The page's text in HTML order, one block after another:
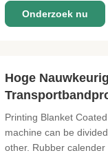
Onderzoek nu
Hoge
Printing Blanket
machine can be
other. Rubber calender